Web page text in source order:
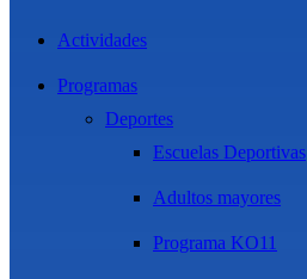
Actividades
Programas
Deportes
Escuelas Deportivas
Adultos mayores
Programa KO11